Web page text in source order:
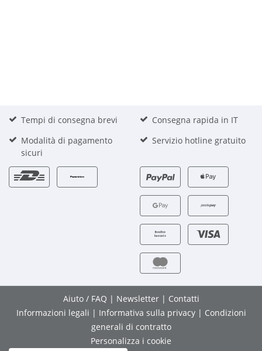
Tempi di consegna brevi
Consegna rapida in IT
Modalità di pagamento
sicuri
Servizio hotline gratuito
Aiuto / FAQ | Newsletter | Contatti
Informazioni legali | Informativa sulla privacy | Condizioni
generali di contratto
Personalizza i cookie